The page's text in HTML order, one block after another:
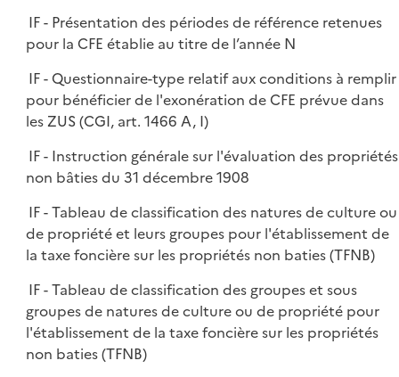
IF - Présentation des périodes de référence retenues
pour la CFE établie au titre de l’année N
IF - Questionnaire-type relatif aux conditions à remplir
pour bénéficier de l'exonération de CFE prévue dans
les ZUS (CGI, art. 1466 A, I)
IF - Instruction générale sur l'évaluation des propriétés
non bâties du 31 décembre 1908
IF - Tableau de classification des natures de culture ou
de propriété et leurs groupes pour l'établissement de
la taxe foncière sur les propriétés non baties (TFNB)
IF - Tableau de classification des groupes et sous
groupes de natures de culture ou de propriété pour
l'établissement de la taxe foncière sur les propriétés
non baties (TFNB)